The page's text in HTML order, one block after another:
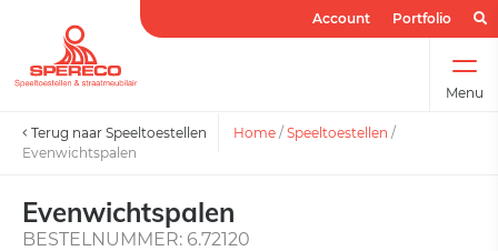
Account Portfolio
Menu
Terug naar Speeltoestellen Home / Speeltoestellen /
Evenwichtspalen
Evenwichtspalen
BESTELNUMMER: 6.72120